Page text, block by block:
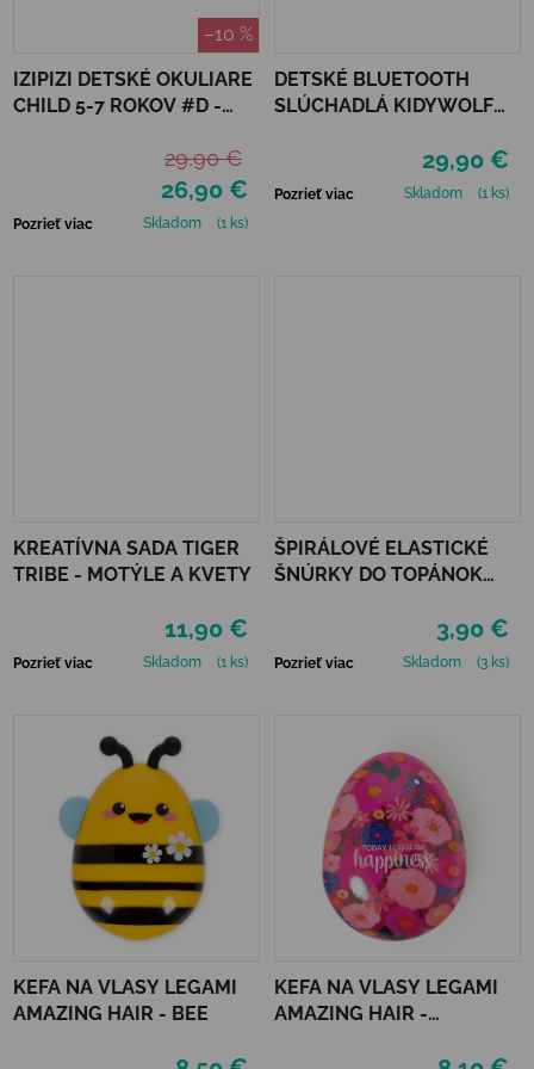
–10 %
IZIPIZI DETSKÉ OKULIARE
CHILD 5-7 ROKOV #D -
26,90 €
29,90 €
Pozrieť viac Skladom (1 ks)
DETSKÉ BLUETOOTH
SLÚCHADLÁ KIDYWOLF
29,90 €
Pozrieť viac Skladom (1 ks)
KREATÍVNA SADA TIGER
TRIBE - MOTÝLE A KVETY
11,90 €
Pozrieť viac Skladom (1 ks)
ŠPIRÁLOVÉ ELASTICKÉ
ŠNÚRKY DO TOPÁNOK
3,90 €
Pozrieť viac Skladom (3 ks)
KEFA NA VLASY LEGAMI
AMAZING HAIR - BEE
KEFA NA VLASY LEGAMI
AMAZING HAIR -